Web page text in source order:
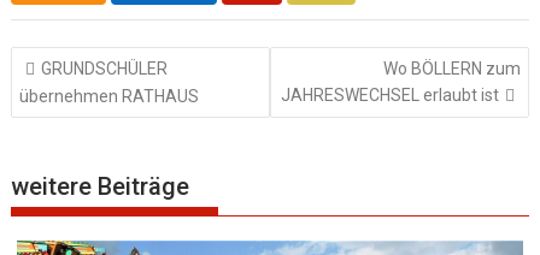
Beitragsnavigation
GRUNDSCHÜLER
übernehmen RATHAUS
Wo BÖLLERN zum
JAHRESWECHSEL erlaubt ist
weitere Beiträge